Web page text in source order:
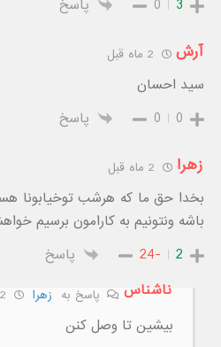
3
0 پاسخ
آرش
سید احسان
0
0 پاسخ
زهرا
بخدا حق ما که هرشب توخیابونا
باشه ونتونیم به کارامون برسیم
2
-24
پاسخ
ناشناس
پاسخ به زهرا
بیشین تا وصل کنن